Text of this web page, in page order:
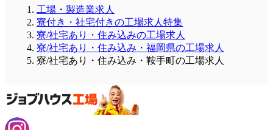
工場・製造業求人
寮付き・社宅付きの工場求人特集
寮/社宅あり・住み込みの工場求人
寮/社宅あり・住み込み・福岡県の工場求人
寮/社宅あり・住み込み・鞍手町の工場求人